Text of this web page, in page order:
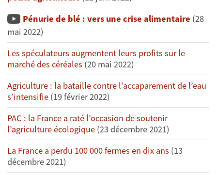
Pénurie de blé : vers une crise alimentaire (28
mai 2022)
Les spéculateurs augmentent leurs profits sur le
marché des céréales (20 mai 2022)
Agriculture : la bataille contre l’accaparement de l’eau
s’intensifie (19 février 2022)
PAC : la France a raté l’occasion de soutenir
l’agriculture écologique (23 décembre 2021)
La France a perdu 100 000 fermes en dix ans (13
décembre 2021)